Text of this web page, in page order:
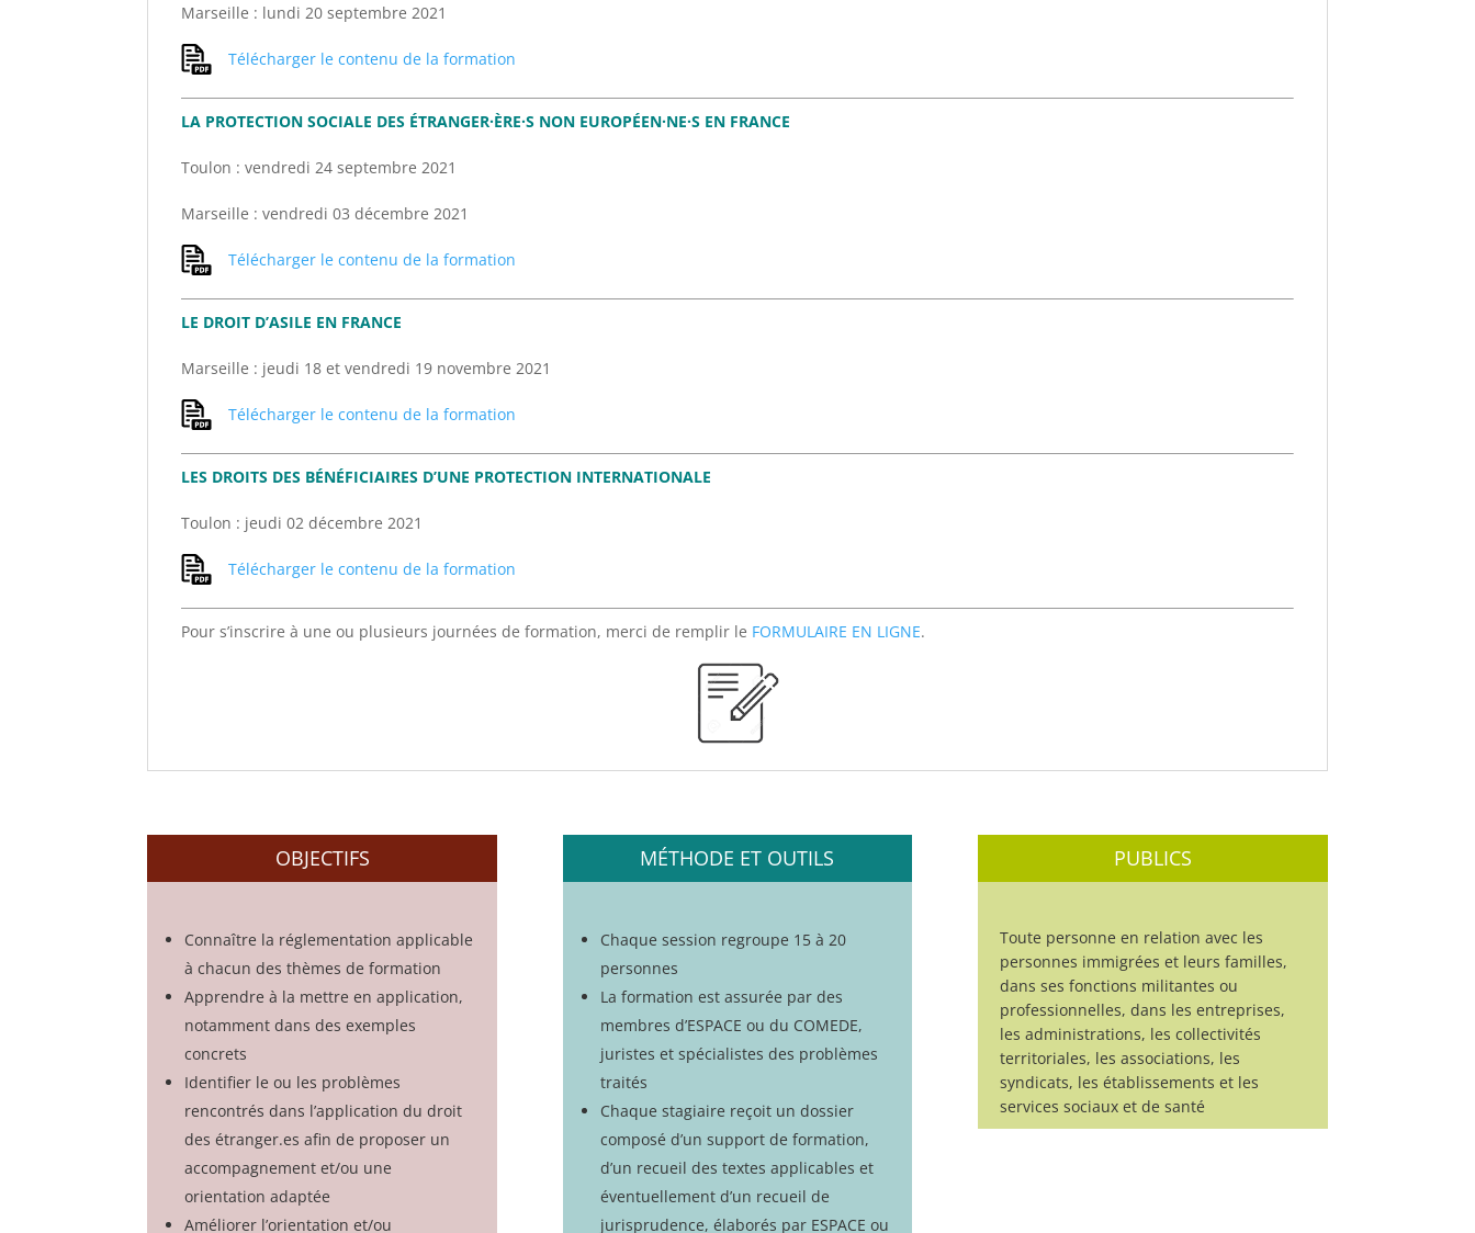
Marseille : lundi 20 septembre 2021
Télécharger le contenu de la formation
LA PROTECTION SOCIALE DES ÉTRANGER·ÈRE·S NON EUROPÉEN·NE·S EN FRANCE
Toulon : vendredi 24 septembre 2021
Marseille : vendredi 03 décembre 2021
Télécharger le contenu de la formation
LE DROIT D’ASILE EN FRANCE
Marseille : jeudi 18 et vendredi 19 novembre 2021
Télécharger le contenu de la formation
LES DROITS DES BÉNÉFICIAIRES D’UNE PROTECTION INTERNATIONALE
Toulon : jeudi 02 décembre 2021
Télécharger le contenu de la formation
Pour s’inscrire à une ou plusieurs journées de formation, merci de remplir le FORMULAIRE EN LIGNE.
OBJECTIFS
Connaître la réglementation applicable
à chacun des thèmes de formation
Apprendre à la mettre en application,
notamment dans des exemples
concrets
Identifier le ou les problèmes
rencontrés dans l’application du droit
des étranger.es afin de proposer un
accompagnement et/ou une
orientation adaptée
Améliorer l’orientation et/ou
MÉTHODE ET OUTILS
Chaque session regroupe 15 à 20
personnes
La formation est assurée par des
membres d’ESPACE ou du COMEDE,
juristes et spécialistes des problèmes
traités
Chaque stagiaire reçoit un dossier
composé d’un support de formation,
d’un recueil des textes applicables et
éventuellement d’un recueil de
jurisprudence, élaborés par ESPACE ou
PUBLICS
Toute personne en relation avec les
personnes immigrées et leurs familles,
dans ses fonctions militantes ou
professionnelles, dans les entreprises,
les administrations, les collectivités
territoriales, les associations, les
syndicats, les établissements et les
services sociaux et de santé